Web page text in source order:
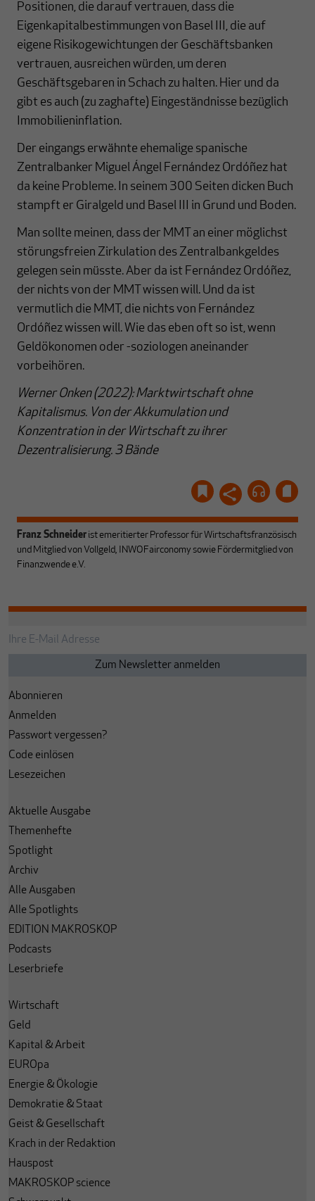
Positionen, die darauf vertrauen, dass die
Eigenkapitalbestimmungen von Basel III, die auf
eigene Risikogewichtungen der Geschäftsbanken
vertrauen, ausreichen würden, um deren
Geschäftsgebaren in Schach zu halten. Hier und da
gibt es auch (zu zaghafte) Eingeständnisse bezüglich
Immobilieninflation.
Der eingangs erwähnte ehemalige spanische
Zentralbanker Miguel Ángel Fernández Ordóñez hat
da keine Probleme. In seinem 300 Seiten dicken Buch
stampft er Giralgeld und Basel III in Grund und Boden.
Man sollte meinen, dass der MMT an einer möglichst
störungsfreien Zirkulation des Zentralbankgeldes
gelegen sein müsste. Aber da ist Fernández Ordóñez,
der nichts von der MMT wissen will. Und da ist
vermutlich die MMT, die nichts von Fernández
Ordóñez wissen will. Wie das eben oft so ist, wenn
Geldökonomen oder -soziologen aneinander
vorbeihören.
Werner Onken (2022): Marktwirtschaft ohne
Kapitalismus. Von der Akkumulation und
Konzentration in der Wirtschaft zu ihrer
Dezentralisierung. 3 Bände
Franz Schneider ist emeritierter Professor für Wirtschaftsfranzösisch
und Mitglied von Vollgeld, INWOFairconomy sowie Fördermitglied von
Finanzwende e.V.
Abonnieren
Anmelden
Passwort vergessen?
Code einlösen
Lesezeichen
Aktuelle Ausgabe
Themenhefte
Spotlight
Archiv
Alle Ausgaben
Alle Spotlights
EDITION MAKROSKOP
Podcasts
Leserbriefe
Wirtschaft
Geld
Kapital & Arbeit
EUROpa
Energie & Ökologie
Demokratie & Staat
Geist & Gesellschaft
Krach in der Redaktion
Hauspost
MAKROSKOP science